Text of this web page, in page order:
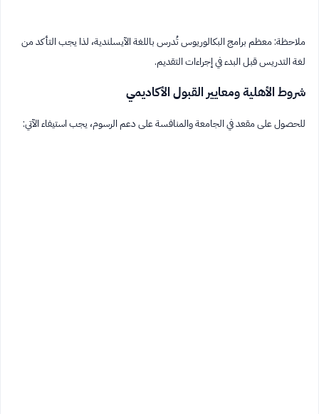
ملاحظة: معظم برامج البكالوريوس تُدرس باللغة الآيسلندية، لذا يجب التأكد من
لغة التدريس قبل البدء في إجراءات التقديم.
شروط الأهلية ومعايير القبول الأكاديمي
للحصول على مقعد في الجامعة والمنافسة على دعم الرسوم، يجب استيفاء الآتي: